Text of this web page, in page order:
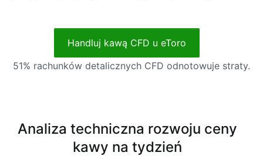
Handluj kawą CFD u eToro
51% rachunków detalicznych CFD odnotowuje straty.
Analiza techniczna rozwoju ceny
kawy na tydzień